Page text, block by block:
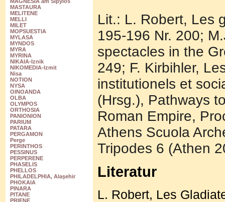
MASTAURA
MELITENE
MELLI
MILET
MOPSUESTIA
MYLASA
MYNDOS
MYRA
MYRINA
NIKAIA-Iznik
NIKOMEDIA-Izmit
Nisa
NOTION
NYSA
OINOANDA
OLBA
OLYMPOS
ORTHOSIA
PANIONION
PARIUM
PATARA
PERGAMON
Perge
PERINTHOS
PESSINUS
PERPERENE
PHASELIS
PHELLOS
PHILADELPHIA, Alaşehir
PHOKAIA
PINARA
PITANE
PRIENE
Lit.: L. Robert, Les
195-196 Nr. 200;
spectacles in the
249; F. Kirbihler,
institutionels et
(Hrsg.), Pathways
Roman Empire,
Athens Scuola
Tripodes 6 (Athen
Literatur
L. Robert, Les